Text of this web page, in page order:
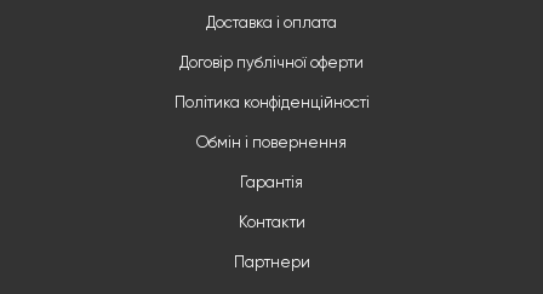
Доставка і оплата
Договір публічної оферти
Політика конфіденційності
Обмін і повернення
Гарантія
Контакти
Партнери